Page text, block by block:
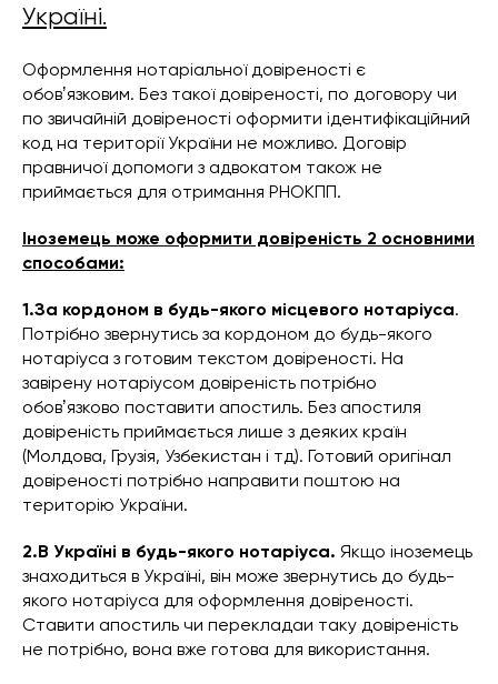
Україні.
Оформлення нотаріальної довіреності є
обовʼязковим. Без такої довіреності, по договору чи
по звичайній довіреності оформити ідентифікаційний
код на території України не можливо. Договір
правничої допомоги з адвокатом також не
приймається для отримання РНОКПП.
Іноземець може оформити довіреність 2 основними
способами:
1.За кордоном в будь-якого місцевого нотаріуса.
Потрібно звернутись за кордоном до будь-якого
нотаріуса з готовим текстом довіреності. На
завірену нотаріусом довіреність потрібно
обовʼязково поставити апостиль. Без апостиля
довіреність приймається лише з деяких країн
(Молдова, Грузія, Узбекистан і тд). Готовий оригінал
довіреності потрібно направити поштою на
територію України.
2.В Україні в будь-якого нотаріуса. Якщо іноземець
знаходиться в Україні, він може звернутись до будь-
якого нотаріуса для оформлення довіреності.
Ставити апостиль чи перекладаи таку довіреність
не потрібно, вона вже готова для використання.